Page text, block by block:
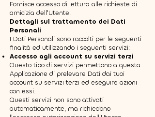
Fornisce accesso di lettura alle richieste di
amicizia dell'Utente.
Dettagli sul trattamento dei Dati
Personali
I Dati Personali sono raccolti per le seguenti
finalità ed utilizzando i seguenti servizi:
Accesso agli account su servizi terzi
Questo tipo di servizi permettono a questa
Applicazione di prelevare Dati dai tuoi
account su servizi terzi ed eseguire azioni
con essi.
Questi servizi non sono attivati
automaticamente, ma richiedono